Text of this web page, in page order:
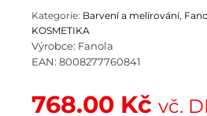
Kategorie: Barvení a melírování,
KOSMETIKA
Výrobce: Fanola
EAN: 8008277760841
768.00 Kč vč.